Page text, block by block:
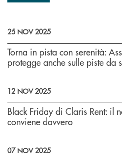
25 NOV 2025
Torna in pista con serenità:
protegge anche sulle piste da
12 NOV 2025
Black Friday di Claris Rent: il
conviene davvero
07 NOV 2025